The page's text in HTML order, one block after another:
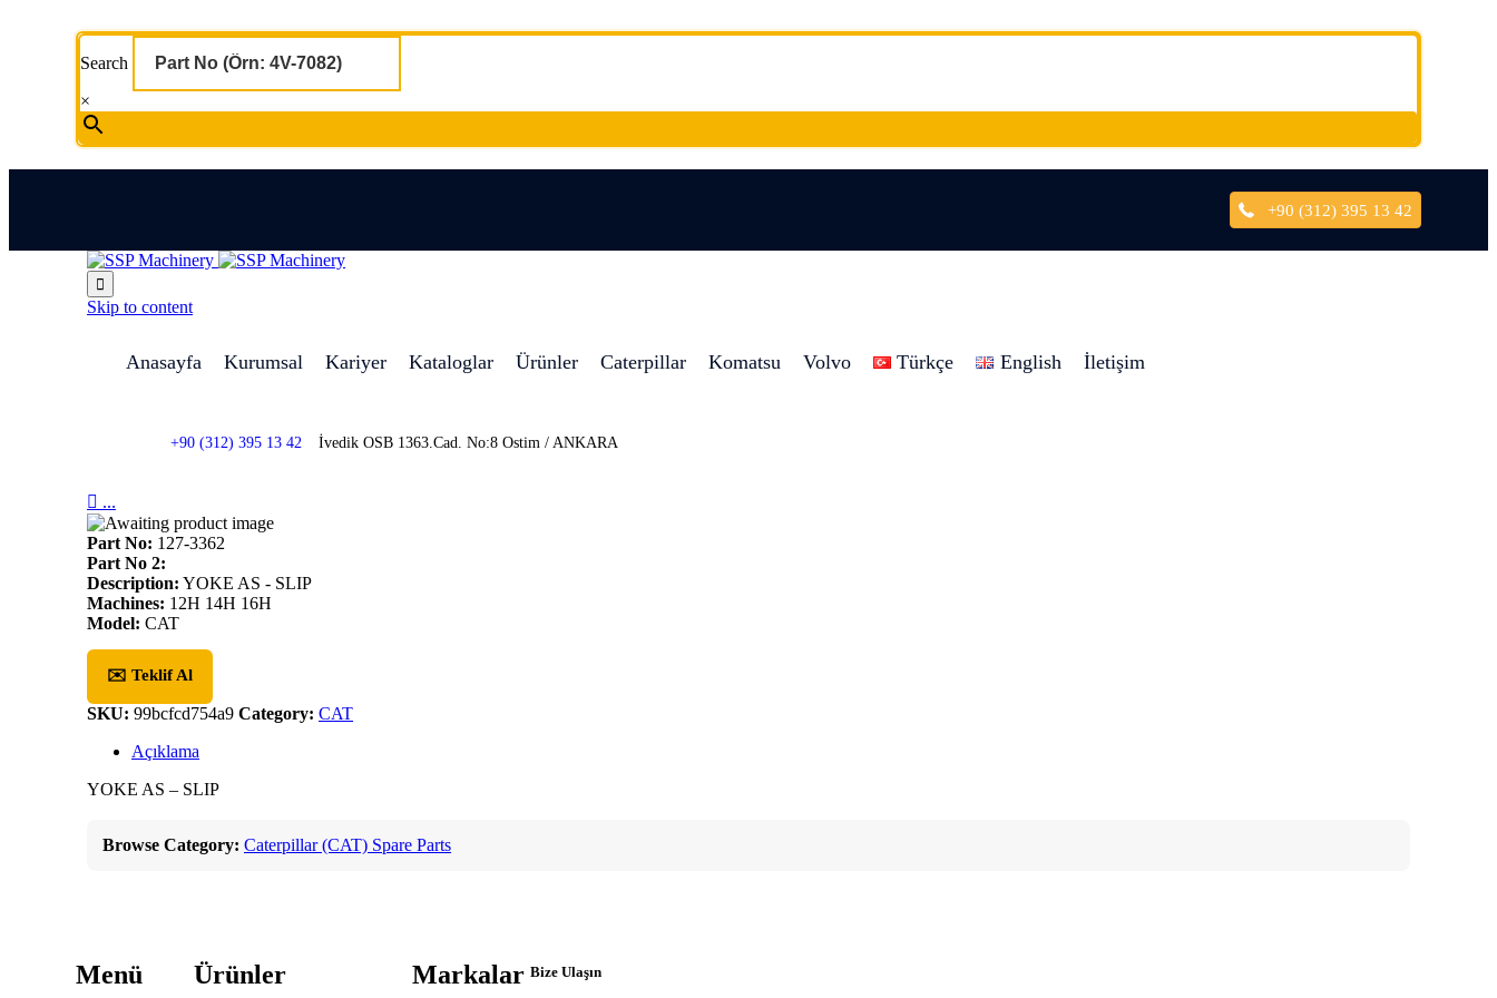
Search
×
+90 (312) 395 13 42

Skip to content
Anasayfa Kurumsal Kariyer Kataloglar Ürünler Caterpillar Komatsu Volvo Türkçe English İletişim
+90 (312) 395 13 42 İvedik OSB 1363.Cad. No:8 Ostim / ANKARA
 ...
Part No: 127-3362
Part No 2:
Description: YOKE AS - SLIP
Machines: 12H 14H 16H
Model: CAT
✉️ Teklif Al
SKU: 99bcfcd754a9 Category: CAT
Açıklama
YOKE AS – SLIP
Browse Category: Caterpillar (CAT) Spare Parts
Menü Ürünler Markalar Bize Ulaşın